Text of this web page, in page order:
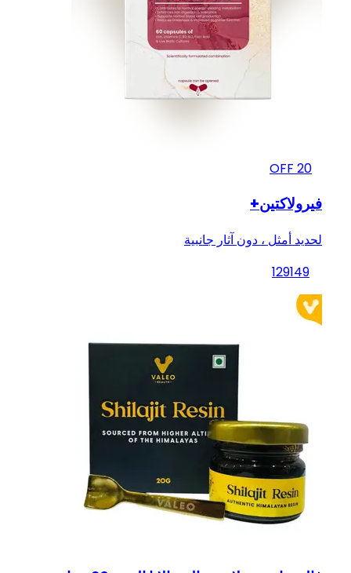
20
فيرولاكتين+
لحديد أمثل ، دون آثار جانبية
129149